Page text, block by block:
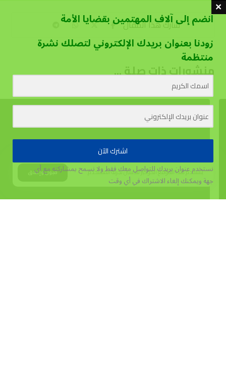
منشورات ذات صلة ...
يستخدم هذا الموقع الكوكيز لتحسين تجربة المستخدم. قبول وإغلاق
انضم إلى آلاف المهتمين بقضايا الأمة
زودنا بعنوان بريدك الإلكتروني لتصلك نشرة
منتظمة
اشترك الآن
نستخدم عنوان بريدك للتواصل معك فقط ولا نسمح بمشاركته مع أي
جهةويمكنك إلغاء الاشتراك في أي وقت